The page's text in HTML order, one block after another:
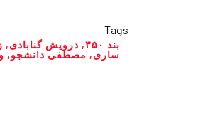
Tags
بند ۳۵۰ , درویش گنابادی,
ساری, مصطفی دانشجو,